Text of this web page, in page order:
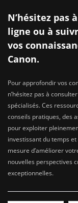
N’hésitez pas
ligne ou à
vos
Canon.
Pour approfondir vos
n’hésitez pas à
spécialisés. Ces
conseils pratiques, des
pour exploiter
investissant du temps
mesure d’améliorer
nouvelles perspectives
exceptionnelles.